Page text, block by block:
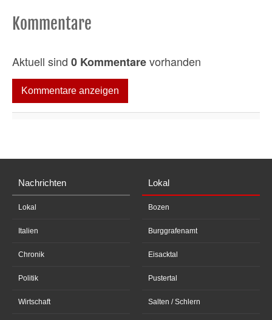
Kommentare
Aktuell sind 0 Kommentarevorhanden
Kommentare anzeigen
Nachrichten
Lokal
Italien
Chronik
Politik
Wirtschaft
Lokal
Bozen
Burggrafenamt
Eisacktal
Pustertal
Salten / Schlern